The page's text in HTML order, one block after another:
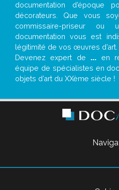
documentation
décorateurs. Que vous
commissaire-priseur ou
documentation vous est
légitimité de vos œuvres d’art.
Devenez expert de ... en
équipe de spécialistes en
objets d’art du XXème siècle !